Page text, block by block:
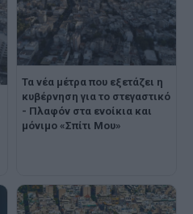
Τα νέα μέτρα που εξετάζει η
κυβέρνηση για το στεγαστικό
- Πλαφόν στα ενοίκια και
μόνιμο «Σπίτι Μου»